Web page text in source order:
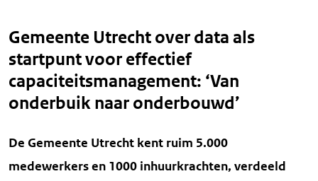
Gemeente Utrecht over data als
startpunt voor effectief
capaciteitsmanagement: ‘Van
onderbuik naar onderbouwd’
De Gemeente Utrecht kent ruim 5.000
medewerkers en 1000 inhuurkrachten, verdeeld